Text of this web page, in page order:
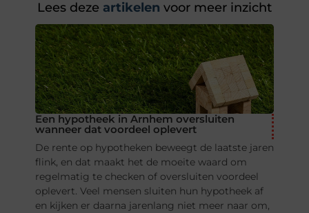
Lees deze artikelen voor meer inzicht
Een hypotheek in Arnhem oversluiten
wanneer dat voordeel oplevert
De rente op hypotheken beweegt de laatste jaren
flink, en dat maakt het de moeite waard om
regelmatig te checken of oversluiten voordeel
oplevert. Veel mensen sluiten hun hypotheek af
en kijken er daarna jarenlang niet meer naar om,